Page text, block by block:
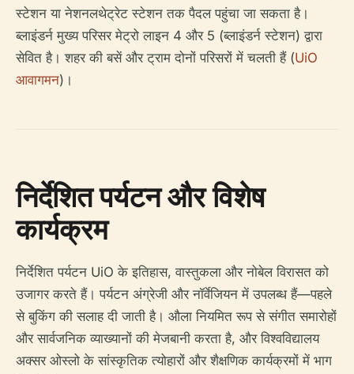
स्टेशन या नेशनलथेट्रेट स्टेशन तक पैदल पहुंचा जा सकता है।
ब्लाइंडर्न मुख्य परिसर मेट्रो लाइन 4 और 5 (ब्लाइंडर्न स्टेशन) द्वारा
सेवित है। शहर की बसें और ट्राम दोनों परिसरों में चलती हैं (UiO
आवागमन)।
निर्देशित पर्यटन और विशेष
कार्यक्रम
निर्देशित पर्यटन UiO के इतिहास, वास्तुकला और नोबेल विरासत को
उजागर करते हैं। पर्यटन अंग्रेजी और नॉर्वेजियन में उपलब्ध हैं—पहले
से बुकिंग की सलाह दी जाती है। औला नियमित रूप से संगीत समारोहों
और सार्वजनिक व्याख्यानों की मेजबानी करता है, और विश्वविद्यालय
अक्सर ओस्लो के सांस्कृतिक त्योहारों और शैक्षणिक कार्यक्रमों में भाग